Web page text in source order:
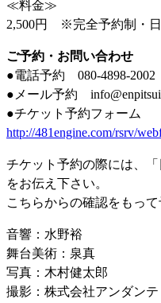
≪料金≫
2,500円 ※完全予約制・
ご予約・お問い合わせ
●電話予約 080-4898-2002
●メール予約
●チケット予約フォーム
http://481engine.com/rsrv/
チケット予約の際には、
をお伝え下さい。
こちらからの確認をもって
音響：水野裕
舞台美術：泉真
写真：木村健太郎
撮影：株式会社アンダンテ